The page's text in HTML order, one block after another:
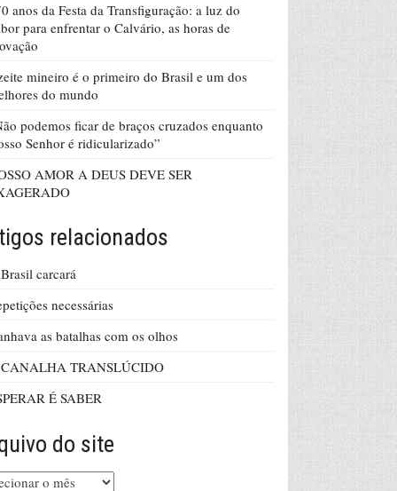
anos da Festa da Transfiguração: a luz do
para enfrentar o Calvário, as horas de
mineiro é o primeiro do Brasil e um dos
do mundo
podemos ficar de braços cruzados enquanto
Senhor é ridicularizado”
AMOR A DEUS DEVE SER
relacionados
carcará
necessárias
as batalhas com os olhos
TRANSLÚCIDO
É SABER
do site